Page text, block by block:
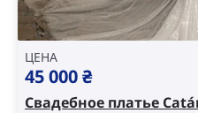
ЦЕНА
45 000₴
Свадебное платье